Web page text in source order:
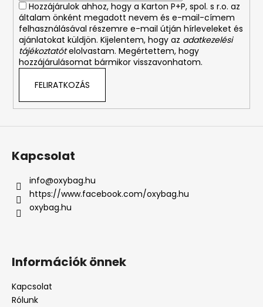
Hozzájárulok ahhoz, hogy a Karton P+P, spol. s r.o. az
általam önként megadott nevem és e-mail-címem
felhasználásával részemre e-mail útján hírleveleket és
ajánlatokat küldjön. Kijelentem, hogy az adatkezelési
tájékoztatótelolvastam. Megértettem, hogy
hozzájárulásomat bármikor visszavonhatom.
FELIRATKOZÁS
Kapcsolat
info@oxybag.hu
https://www.facebook.com/oxybag.hu
oxybag.hu
Információk önnek
Kapcsolat
Rólunk